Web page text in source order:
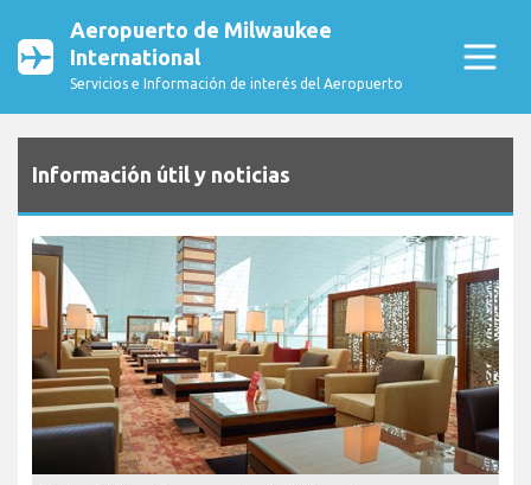
Aeropuerto de Milwaukee
International
Servicios e Información de interés del Aeropuerto
Información útil y noticias